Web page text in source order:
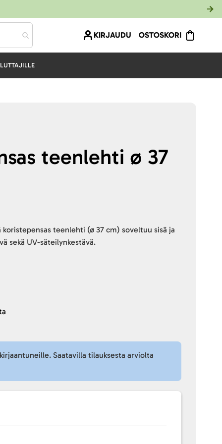
KIRJAUDU OSTOSKORI
teenlehti ø 37
teenlehti (ø 37 cm) soveltuu sisä ja
sekä UV-säteilynkestävä.
Saatavilla tilauksesta arviolta